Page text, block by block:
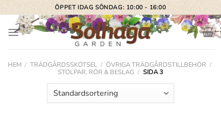
Skip
to
content
ÖPPET IDAG SÖNDAG: 10:00 - 16:00
HEM / TRÄDGÅRDSSKÖTSEL / ÖVRIGA TRÄDGÅRDSTILLBEHÖR /
STOLPAR, RÖR & BESLAG / SIDA 3